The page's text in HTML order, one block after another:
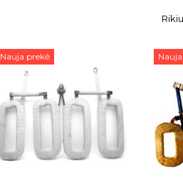
Nauja prekė